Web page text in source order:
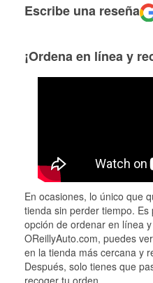
Escribe una reseña
¡Ordena en línea y
En ocasiones, lo único que
tienda sin perder tiempo.
opción de ordenar en línea
OReillyAuto.com, puedes
en la tienda más cercana y
Después, solo tienes que
recoger tu orden.